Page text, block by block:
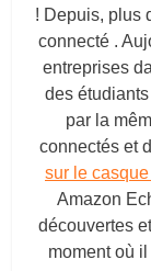
! Depuis, plus
connecté .
entreprises
des
par la
connectés et
sur le
Amazon
découvertes
moment où